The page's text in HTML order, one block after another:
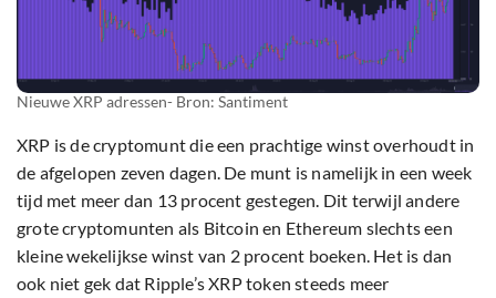
Nieuwe XRP adressen- Bron: Santiment
XRP is de cryptomunt die een prachtige winst overhoudt in
de afgelopen zeven dagen. De munt is namelijk in een week
tijd met meer dan 13 procent gestegen. Dit terwijl andere
grote cryptomunten als Bitcoin en Ethereum slechts een
kleine wekelijkse winst van 2 procent boeken. Het is dan
ook niet gek dat Ripple’s XRP token steeds meer